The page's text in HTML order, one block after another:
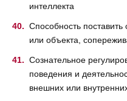
интеллекта
Способность поставить
или объекта,
Сознательное
поведения и
внешних или